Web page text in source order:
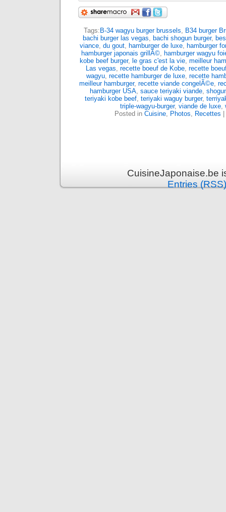
Tags:B-34 wagyu burger brussels
B34 burger
bachi burger las vegas bachi shogun burger,
viance, du gout, hamburger de luxe, hamburger
hamburger japonais grillÃ©, hamburger wagyu
kobe beef burger, le gras c'est la vie meilleur
Las vegas recette boeuf de Kobe recette
wagyu recette hamburger de luxe recette
meilleur hamburger, recette viande congelÃ©e
hamburger USA, sauce teriyaki viande,
teriyaki kobe beef, teriyaki waguy burger,
triple-wagyu-burger, viande de luxe,
Posted in Cuisine, Photos Recettes |
CuisineJaponaise.be
Entries (RSS)